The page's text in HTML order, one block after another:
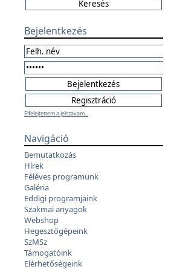
Bejelentkezés
Elfelejtettem a jelszavam...
Navigáció
Bemutatkozás
Hírek
Féléves programunk
Galéria
Eddigi programjaink
Szakmai anyagok
Webshop
Hegesztőgépeink
SzMSz
Támogatóink
Elérhetőségeink